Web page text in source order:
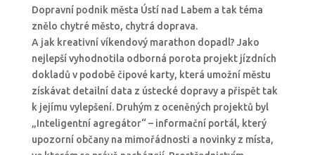
Dopravní podnik města Ústí nad Labem a tak téma
znělo chytré město, chytrá doprava.
A jak kreativní víkendový marathon dopadl? Jako
nejlepší vyhodnotila odborná porota projekt jízdních
dokladů v podobě čipové karty, která umožní městu
získávat detailní data z ústecké dopravy a přispět tak
k jejímu vylepšení. Druhým z oceněných projektů byl
„Inteligentní agregátor“ – informační portál, který
upozorní občany na mimořádnosti a novinky z místa,